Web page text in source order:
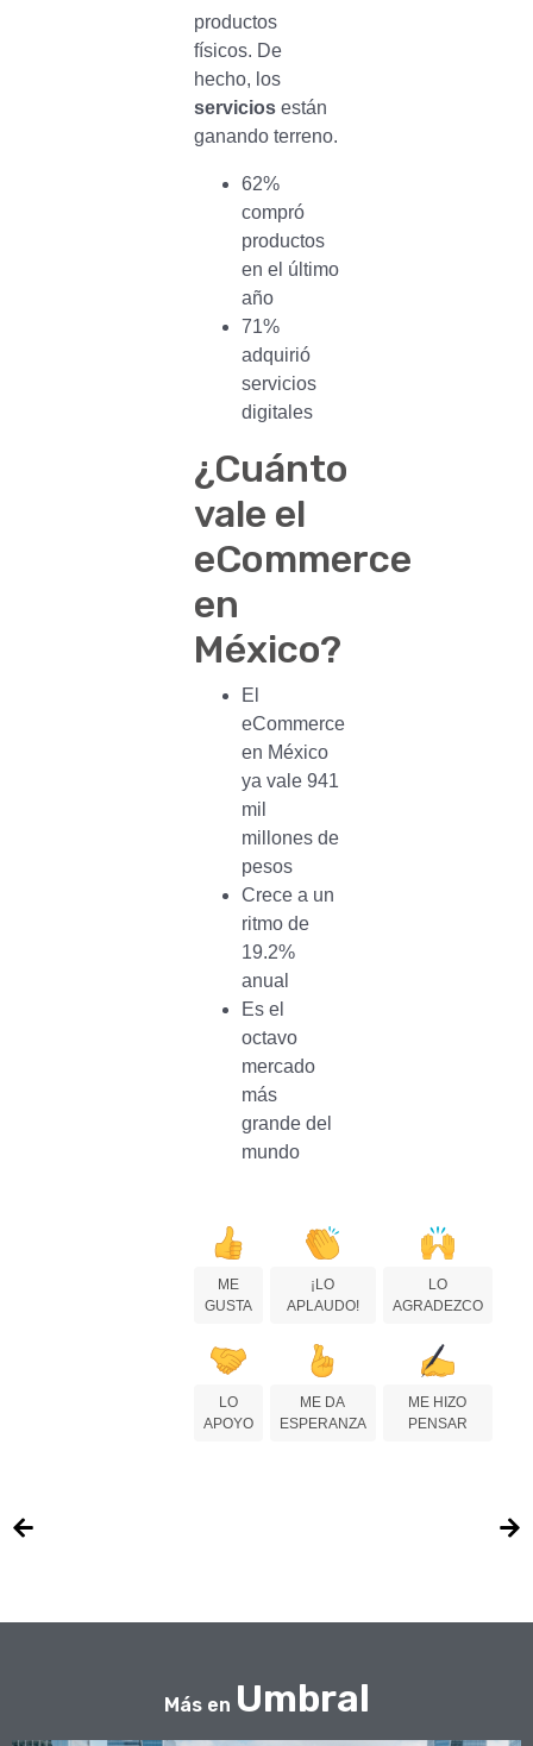
productos
físicos. De
hecho, los
serviciosestán
ganando terreno.
62%
compró
productos
en el último
año
71%
adquirió
servicios
digitales
¿Cuánto
vale el
eCommerce
en
México?
El
eCommerce
en México
ya vale 941
mil
millones de
pesos
Crece a un
ritmo de
19.2%
anual
Es el
octavo
mercado
más
grande del
mundo
ME
GUSTA
¡LO
APLAUDO!
LO
AGRADEZCO
LO
APOYO
ME DA
ESPERANZA
ME HIZO
PENSAR
Más en Umbral